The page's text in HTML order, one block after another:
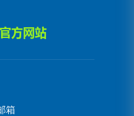
箱